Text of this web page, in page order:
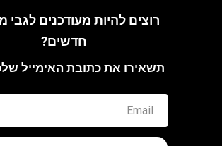
רוצים להיות מעודכנים לגבי
חדשים?
תשאירו את כתובת האימייל